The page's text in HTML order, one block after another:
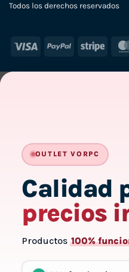
Todos los derechos reservados
Visa PayPal
OUTLET VORPC
Calidad
precios
Productos 100%